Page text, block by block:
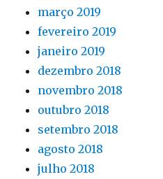
março 2019
fevereiro 2019
janeiro 2019
dezembro 2018
novembro 2018
outubro 2018
setembro 2018
agosto 2018
julho 2018